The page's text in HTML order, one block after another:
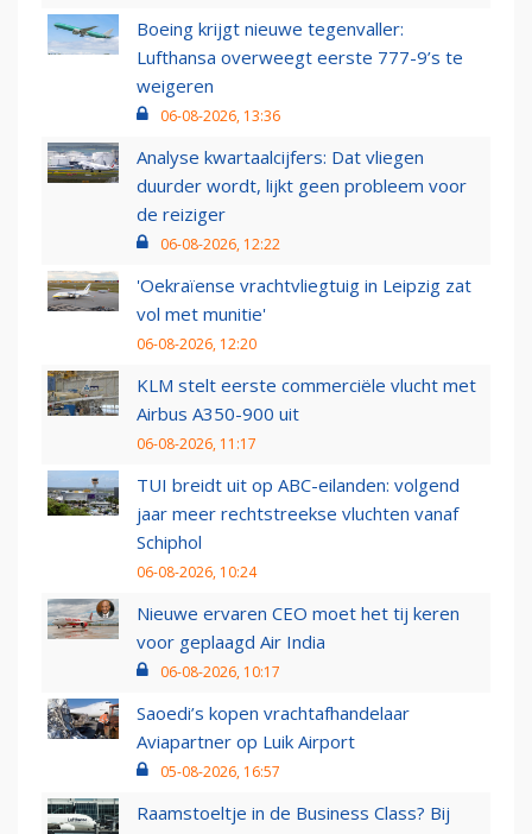
Boeing krijgt nieuwe tegenvaller:
Lufthansa overweegt eerste 777-9’s te
weigeren
06-08-2026, 13:36
Analyse kwartaalcijfers: Dat vliegen
duurder wordt, lijkt geen probleem voor
de reiziger
06-08-2026, 12:22
'Oekraïense vrachtvliegtuig in Leipzig zat
vol met munitie'
06-08-2026, 12:20
KLM stelt eerste commerciële vlucht met
Airbus A350-900 uit
06-08-2026, 11:17
TUI breidt uit op ABC-eilanden: volgend
jaar meer rechtstreekse vluchten vanaf
Schiphol
06-08-2026, 10:24
Nieuwe ervaren CEO moet het tij keren
voor geplaagd Air India
06-08-2026, 10:17
Saoedi’s kopen vrachtafhandelaar
Aviapartner op Luik Airport
05-08-2026, 16:57
Raamstoeltje in de Business Class? Bij